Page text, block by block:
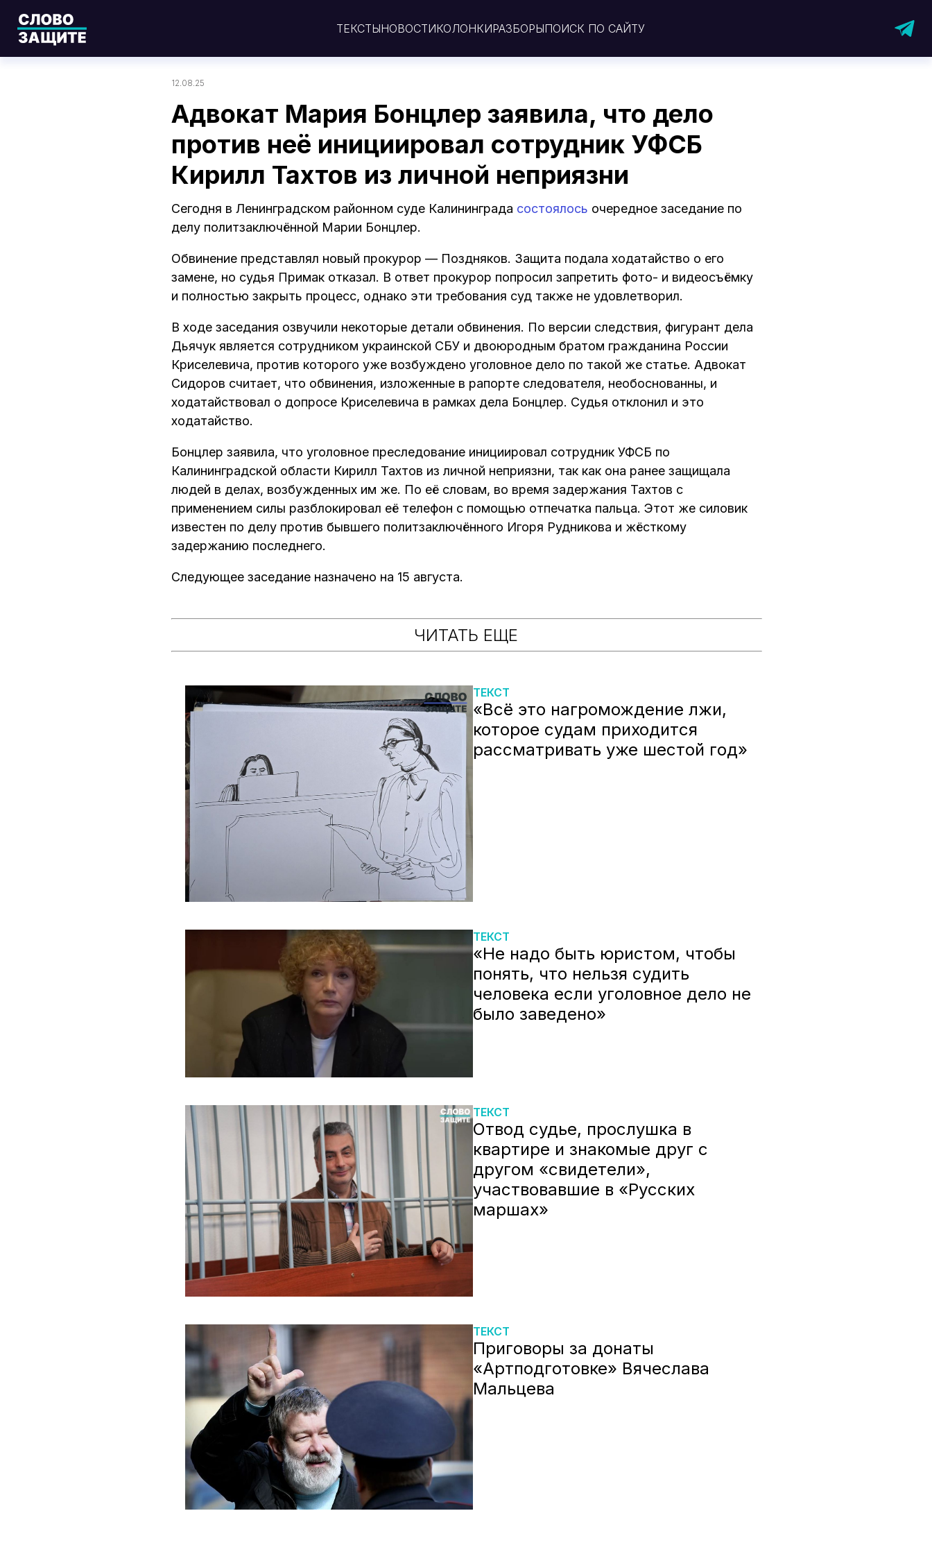
ТЕКСТЫНОВОСТИКОЛОНКИРАЗБОРЫПОИСК ПО САЙТУ
12.08.25
Адвокат Мария Бонцлер заявила, что дело
против неё инициировал сотрудник УФСБ
Кирилл Тахтов из личной неприязни
Сегодня в Ленинградском районном суде Калининграда состоялось очередное заседание по
делу политзаключённой Марии Бонцлер.
Обвинение представлял новый прокурор — Поздняков. Защита подала ходатайство о его
замене, но судья Примак отказал. В ответ прокурор попросил запретить фото- и видеосъёмку
и полностью закрыть процесс, однако эти требования суд также не удовлетворил.
В ходе заседания озвучили некоторые детали обвинения. По версии следствия, фигурант дела
Дьячук является сотрудником украинской СБУ и двоюродным братом гражданина России
Криселевича, против которого уже возбуждено уголовное дело по такой же статье. Адвокат
Сидоров считает, что обвинения, изложенные в рапорте следователя, необоснованны, и
ходатайствовал о допросе Криселевича в рамках дела Бонцлер. Судья отклонил и это
ходатайство.
Бонцлер заявила, что уголовное преследование инициировал сотрудник УФСБ по
Калининградской области Кирилл Тахтов из личной неприязни, так как она ранее защищала
людей в делах, возбужденных им же. По её словам, во время задержания Тахтов с
применением силы разблокировал её телефон с помощью отпечатка пальца. Этот же силовик
известен по делу против бывшего политзаключённого Игоря Рудникова и жёсткому
задержанию последнего.
Следующее заседание назначено на 15 августа.
ЧИТАТЬ ЕЩЕ
ТЕКСТ
«Всё это нагромождение лжи,
которое судам приходится
рассматривать уже шестой год»
ТЕКСТ
«Не надо быть юристом, чтобы
понять, что нельзя судить
человека если уголовное дело не
было заведено»
ТЕКСТ
Отвод судье, прослушка в
квартире и знакомые друг с
другом «свидетели»,
участвовавшие в «Русских
маршах»
ТЕКСТ
Приговоры за донаты
«Артподготовке» Вячеслава
Мальцева